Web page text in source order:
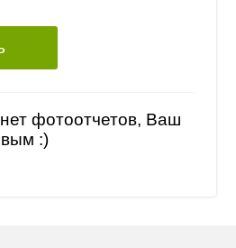
фотоотчетов, Ваш
:)